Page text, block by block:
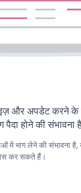
और अपडेट करने के
होने की संभावना
में भाग लेने की संभावना है,
कर सकते हैं।